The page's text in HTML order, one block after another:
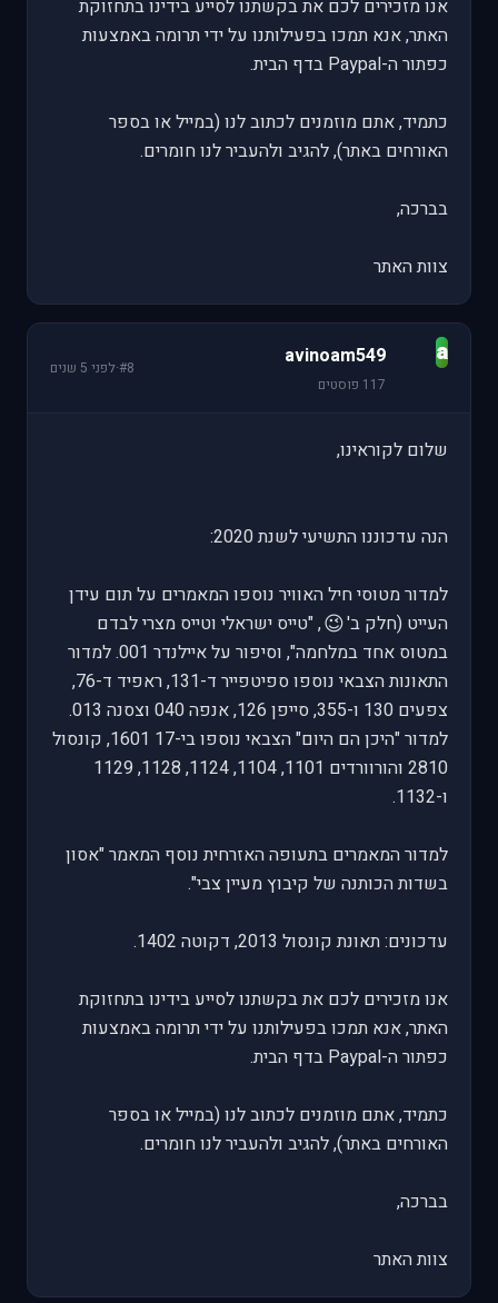
אנו מזכירים לכם את בקשתנו לסייע בידינו בתחזוקת
האתר, אנא תמכו בפעילותנו על ידי תרומה באמצעות
כפתור ה-Paypal בדף הבית.
כתמיד, אתם מוזמנים לכתוב לנו (במייל או בספר
האורחים באתר), להגיב ולהעביר לנו חומרים.
בברכה,
צוות האתר
a
avinoam549
117 פוסטים
#8
·לפני 5 שנים
שלום לקוראינו,
הנה עדכוננו התשיעי לשנת 2020:
למדור מטוסי חיל האוויר נוספו המאמרים על תום עידן
העייט (חלק ב'😉, "טייס ישראלי וטייס מצרי לבדם
במטוס אחד במלחמה", וסיפור על איילנדר 001. למדור
התאונות הצבאי נוספו ספיטפייר ד-131, ראפיד ד-76,
צפעים 130 ו-355, סייפן 126, אנפה 040 וצסנה 013.
למדור "היכן הם היום" הצבאי נוספו בי-17 1601, קונסול
2810 והורוורדים 1101, 1104, 1124, 1128, 1129
ו-1132.
למדור המאמרים בתעופה האזרחית נוסף המאמר "אסון
בשדות הכותנה של קיבוץ מעיין צבי".
עדכונים: תאונת קונסול 2013, דקוטה 1402.
אנו מזכירים לכם את בקשתנו לסייע בידינו בתחזוקת
האתר, אנא תמכו בפעילותנו על ידי תרומה באמצעות
כפתור ה-Paypal בדף הבית.
כתמיד, אתם מוזמנים לכתוב לנו (במייל או בספר
האורחים באתר), להגיב ולהעביר לנו חומרים.
בברכה,
צוות האתר